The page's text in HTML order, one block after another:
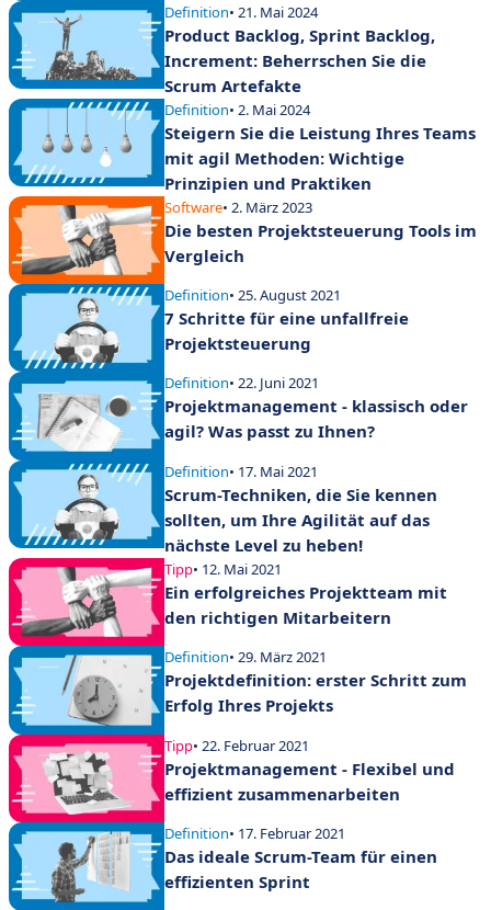
Definition• 21. Mai 2024
Product Backlog, Sprint Backlog,
Increment: Beherrschen Sie die
Scrum Artefakte
Definition• 2. Mai 2024
Steigern Sie die Leistung Ihres Teams
mit agil Methoden: Wichtige
Prinzipien und Praktiken
Software• 2. März 2023
Die besten Projektsteuerung Tools im
Vergleich
Definition• 25. August 2021
7 Schritte für eine unfallfreie
Projektsteuerung
Definition• 22. Juni 2021
Projektmanagement - klassisch oder
agil? Was passt zu Ihnen?
Definition• 17. Mai 2021
Scrum-Techniken, die Sie kennen
sollten, um Ihre Agilität auf das
nächste Level zu heben!
Tipp• 12. Mai 2021
Ein erfolgreiches Projektteam mit
den richtigen Mitarbeitern
Definition• 29. März 2021
Projektdefinition: erster Schritt zum
Erfolg Ihres Projekts
Tipp• 22. Februar 2021
Projektmanagement - Flexibel und
effizient zusammenarbeiten
Definition• 17. Februar 2021
Das ideale Scrum-Team für einen
effizienten Sprint